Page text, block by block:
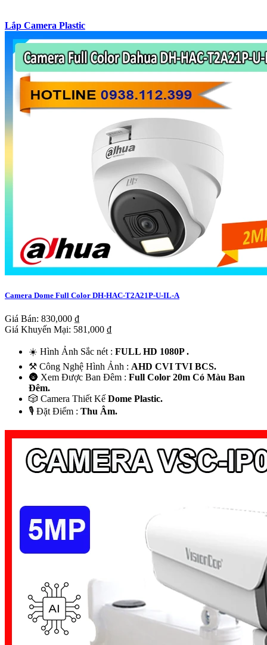
Lắp Camera Plastic
Camera Dome Full Color DH-HAC-T2A21P-U-IL-A
Giá Bán: 830,000 ₫
Giá Khuyến Mại: 581,000 ₫
☀️ Hình Ảnh Sắc nét : FULL HD 1080P .
⚒ Công Nghệ Hình Ảnh : AHD CVI TVI BCS.
🌚 Xem Được Ban Đêm : Full Color 20m Có Màu Ban
Ðêm.
🎲 Camera Thiết Kế Dome Plastic.
️🎙 Đặt Điểm : Thu Âm.